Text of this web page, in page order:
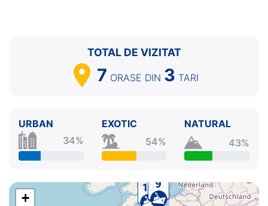
TOTAL DE VIZITAT
7 ORASE DIN 3 TARI
URBAN
34%
EXOTIC
54%
NATURAL
43%
+